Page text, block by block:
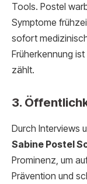
Tools. Postel
Symptome
sofort
Früherkennung
zählt.
3.
Durch Interviews
Sabine Postel
Prominenz, um
Prävention und